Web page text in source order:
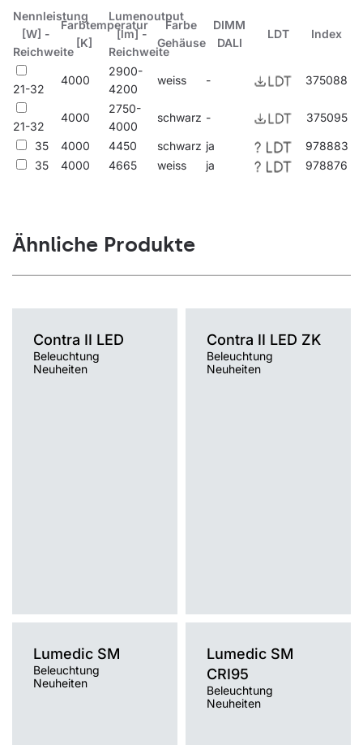
Innenbereich.
Nennleistung
[W] -
Reichweite
Farbtemperatur
[K]
Lumenoutput
[lm] -
Reichweite
Farbe
Gehäuse
DIMM
DALI
LDT Index
21-32
4000
2900-
4200
weiss - 375088
21-32
4000
2750-
4000
schwarz - 375095
35 4000 4450 schwarz ja
978883
35
4000 4665 weiss ja 978876
Ähnliche Produkte
Contra II LED
Beleuchtung
Neuheiten
Contra II LED ZK
Beleuchtung
Neuheiten
Lumedic SM
Beleuchtung
Neuheiten
Lumedic SM
CRI95
Beleuchtung
Neuheiten